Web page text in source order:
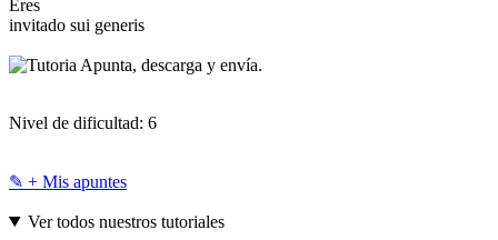
Eres
invitado sui generis
Apunta, descarga y envía.
Nivel de dificultad: 6
✎ + Mis apuntes
Ver todos nuestros tutoriales